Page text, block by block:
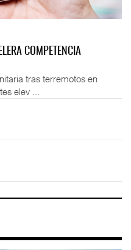
COMPETENCIA
tras terremotos en
elev ...